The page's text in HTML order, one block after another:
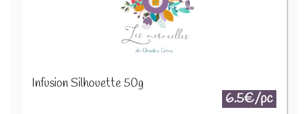
Infusion Silhouette 50g
6.5€/pc